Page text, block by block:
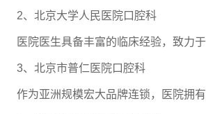
2、北京大学人民医院口腔科
医院医生具备丰富的临床经验，致力
3、北京市普仁医院口腔科
作为亚洲规模宏大品牌连锁，医院拥